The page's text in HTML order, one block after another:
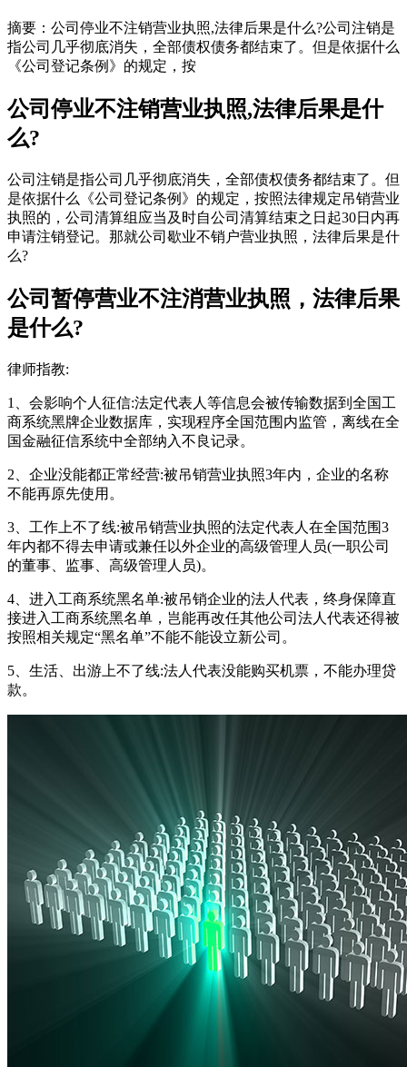
摘要：公司停业不注销营业执照,法律后果是什么?公司注销是
指公司几乎彻底消失，全部债权债务都结束了。但是依据什么
《公司登记条例》的规定，按
公司停业不注销营业执照,法律后果是什
么?
公司注销是指公司几乎彻底消失，全部债权债务都结束了。但
是依据什么《公司登记条例》的规定，按照法律规定吊销营业
执照的，公司清算组应当及时自公司清算结束之日起30日内再
申请注销登记。那就公司歇业不销户营业执照，法律后果是什
么?
公司暂停营业不注消营业执照，法律后果
是什么?
律师指教:
1、会影响个人征信:法定代表人等信息会被传输数据到全国工
商系统黑牌企业数据库，实现程序全国范围内监管，离线在全
国金融征信系统中全部纳入不良记录。
2、企业没能都正常经营:被吊销营业执照3年内，企业的名称
不能再原先使用。
3、工作上不了线:被吊销营业执照的法定代表人在全国范围3
年内都不得去申请或兼任以外企业的高级管理人员(一职公司
的董事、监事、高级管理人员)。
4、进入工商系统黑名单:被吊销企业的法人代表，终身保障直
接进入工商系统黑名单，岂能再改任其他公司法人代表还得被
按照相关规定“黑名单”不能不能设立新公司。
5、生活、出游上不了线:法人代表没能购买机票，不能办理贷
款。